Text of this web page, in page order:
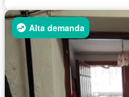
Alta demanda